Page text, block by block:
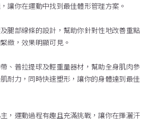
讓你在運動中找到最佳體形管理方案。
腿部線條的設計，幫助你針對性地改善重點
緻，效果明顯可見。
、普拉提球及輕重量器材，幫助全身肌肉參
耐力，同時快速塑形，讓你的身體達到最佳
，運動過程有趣且充滿挑戰，讓你在揮灑汗